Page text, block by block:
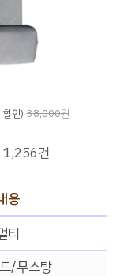
인) 38,000원
1,256건
용
티
/무스탕